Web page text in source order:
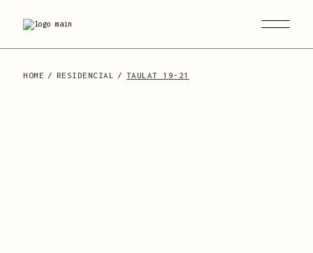
content
HOME RESIDENCIAL TAULAT 19-21